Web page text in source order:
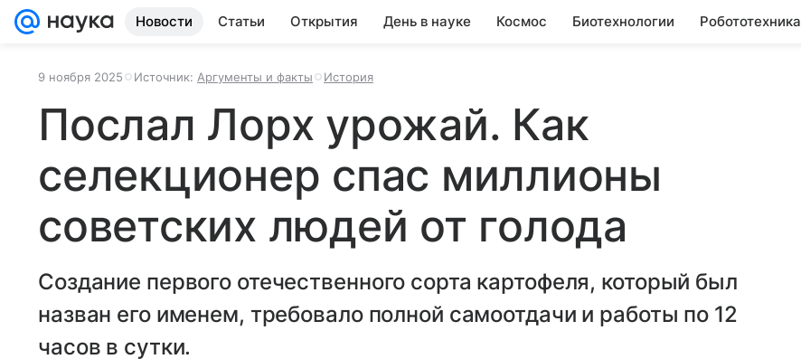
Новости Статьи Открытия День в науке Космос Биотехнологии Робототехника
9 ноября 2025 Источник: Аргументы и факты История
Послал Лорх урожай. Как
селекционер спас миллионы
советских людей от голода
Создание первого отечественного сорта картофеля, который был
назван его именем, требовало полной самоотдачи и работы по 12
часов в сутки.